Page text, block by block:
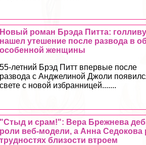
Новый роман Брэда Питта:
нашел утешение после развода в
особенной женщины
55-летний Брэд Питт впервые после
развода с Анджелиной Джоли
свете с новой избранницей.......
"Стыд и срам!": Вера Брежнева
роли веб-модели, а Анна Седокова
трудностях близости втроем